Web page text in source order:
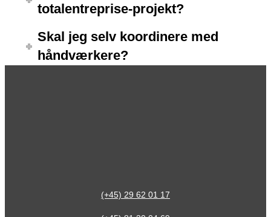
totalentreprise-projekt?
Skal jeg selv koordinere med
håndværkere?
(+45) 29 62 01 17